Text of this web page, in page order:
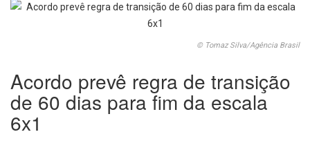
© Tomaz Silva/Agência Brasil
Acordo prevê regra de transição
de 60 dias para fim da escala
6x1